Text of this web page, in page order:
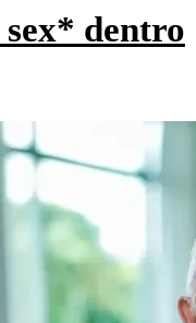
sex* dentro